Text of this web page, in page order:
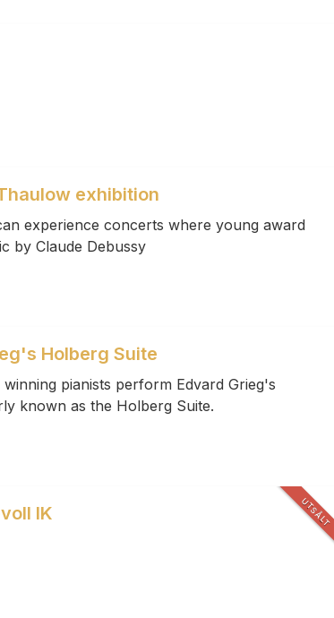
exhibition
experience concerts where young award
by Claude Debussy
Holberg Suite
pianists perform Edvard Grieg's
known as the Holberg Suite.
IK UTSÅLT